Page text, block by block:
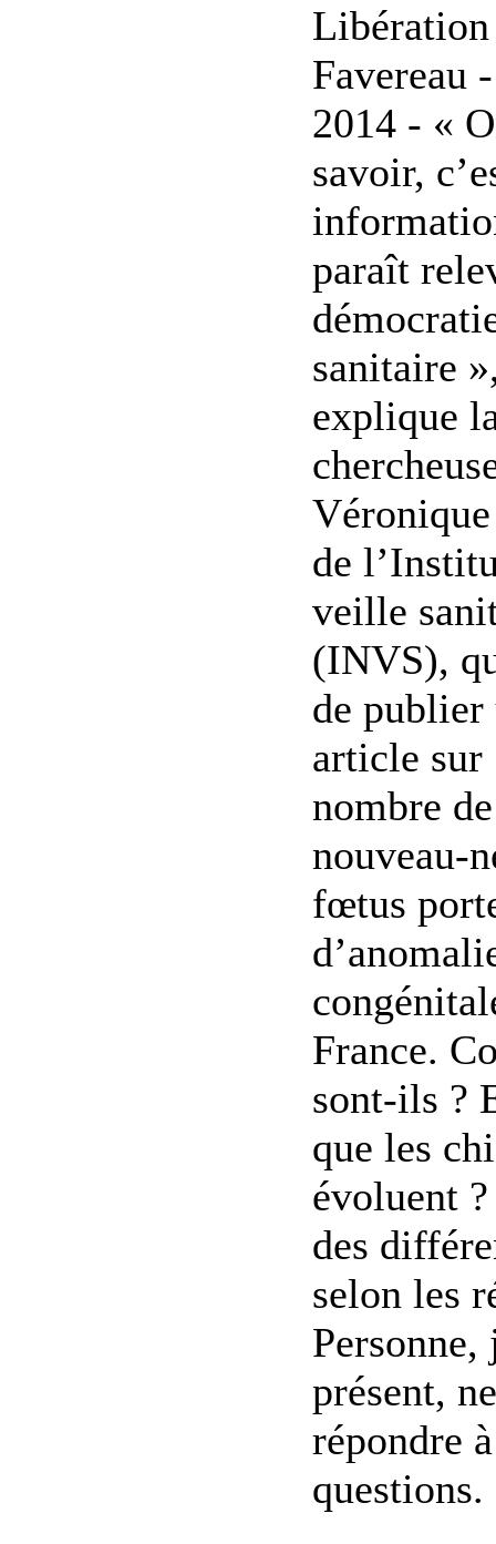
Favereau
2014 - «
savoir,
paraît
sanitaire
explique
de
veille
(INVS),
de publier
article sur
nombre de
nouveau-
fœtus
France.
sont-ils ?
que les
évoluent
des
selon les
Personne,
présent,
répondre